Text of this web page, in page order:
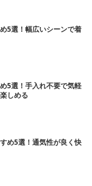
5選！幅広いシーンで着
5選！手入れ不要で気軽
しめる
め5選！通気性が良く快